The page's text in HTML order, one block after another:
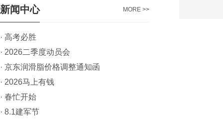
新闻中心 MORE >>
· 高考必胜
· 2026二季度动员会
· 京东润滑脂价格调整通知函
· 2026马上有钱
· 春忙开始
· 8.1建军节